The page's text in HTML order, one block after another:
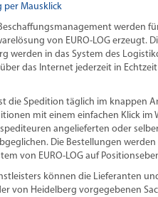
per Mausklick
werden
von EURO-LOG erzeugt.
werden in das System des
das Internet jederzeit in
die Spedition täglich im knappen
mit einem einfachen Klick im
angelieferten oder
Die Bestellungen
von EURO-LOG auf
können die Lieferanten
von Heidelberg vorgegebenen